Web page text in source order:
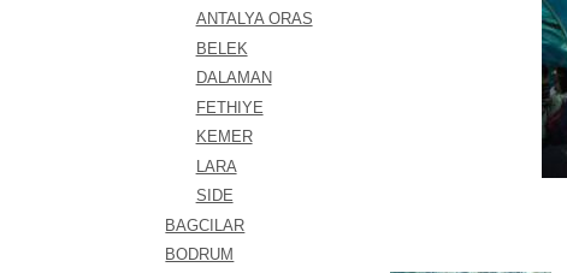
ANTALYA ORAS
BELEK
DALAMAN
FETHIYE
KEMER
LARA
SIDE
BAGCILAR
BODRUM